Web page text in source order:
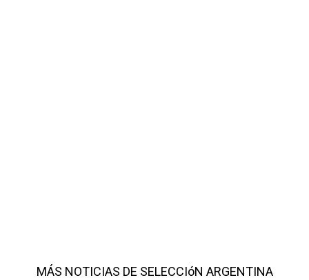
MÁS NOTICIAS DE SELECCIóN ARGENTINA